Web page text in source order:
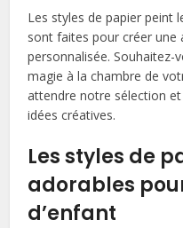
Les styles de papier peint
sont faites pour créer une
personnalisée. Souhaitez-
magie à la chambre de
attendre notre sélection
idées créatives.
Les styles de
adorables
d’enfant